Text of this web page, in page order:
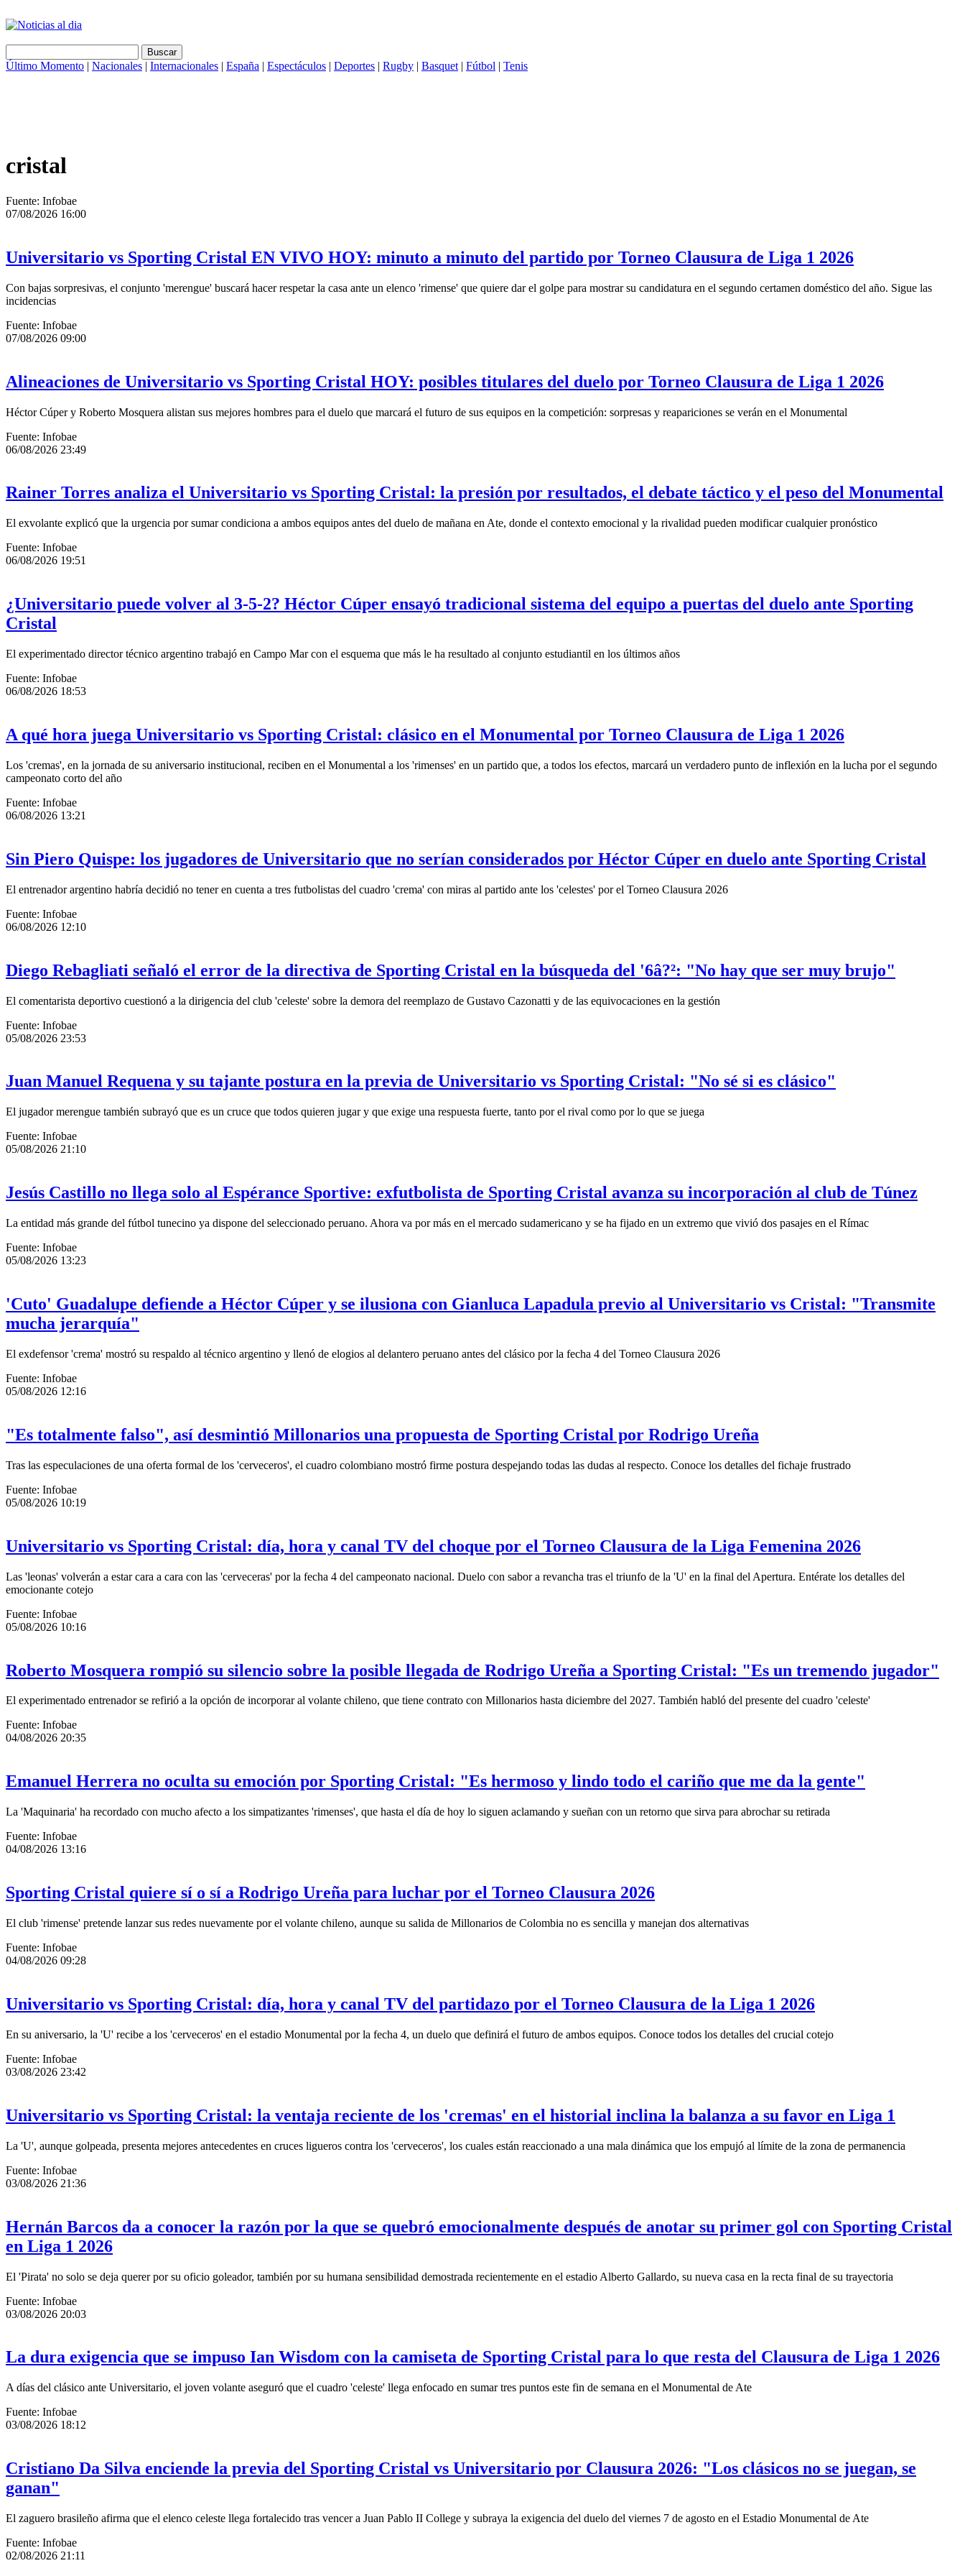
Último Momento | Nacionales | Internacionales | España | Espectáculos | Deportes | Rugby | Basquet | Fútbol | Tenis
cristal
Fuente: Infobae
07/08/2026 16:00
Universitario vs Sporting Cristal EN VIVO HOY: minuto a minuto del partido por Torneo Clausura de Liga 1 2026
Con bajas sorpresivas, el conjunto 'merengue' buscará hacer respetar la casa ante un elenco 'rimense' que quiere dar el golpe para mostrar su candidatura en el segundo certamen doméstico del año. Sigue las
incidencias
Fuente: Infobae
07/08/2026 09:00
Alineaciones de Universitario vs Sporting Cristal HOY: posibles titulares del duelo por Torneo Clausura de Liga 1 2026
Héctor Cúper y Roberto Mosquera alistan sus mejores hombres para el duelo que marcará el futuro de sus equipos en la competición: sorpresas y reapariciones se verán en el Monumental
Fuente: Infobae
06/08/2026 23:49
Rainer Torres analiza el Universitario vs Sporting Cristal: la presión por resultados, el debate táctico y el peso del Monumental
El exvolante explicó que la urgencia por sumar condiciona a ambos equipos antes del duelo de mañana en Ate, donde el contexto emocional y la rivalidad pueden modificar cualquier pronóstico
Fuente: Infobae
06/08/2026 19:51
¿Universitario puede volver al 3-5-2? Héctor Cúper ensayó tradicional sistema del equipo a puertas del duelo ante Sporting
Cristal
El experimentado director técnico argentino trabajó en Campo Mar con el esquema que más le ha resultado al conjunto estudiantil en los últimos años
Fuente: Infobae
06/08/2026 18:53
A qué hora juega Universitario vs Sporting Cristal: clásico en el Monumental por Torneo Clausura de Liga 1 2026
Los 'cremas', en la jornada de su aniversario institucional, reciben en el Monumental a los 'rimenses' en un partido que, a todos los efectos, marcará un verdadero punto de inflexión en la lucha por el segundo
campeonato corto del año
Fuente: Infobae
06/08/2026 13:21
Sin Piero Quispe: los jugadores de Universitario que no serían considerados por Héctor Cúper en duelo ante Sporting Cristal
El entrenador argentino habría decidió no tener en cuenta a tres futbolistas del cuadro 'crema' con miras al partido ante los 'celestes' por el Torneo Clausura 2026
Fuente: Infobae
06/08/2026 12:10
Diego Rebagliati señaló el error de la directiva de Sporting Cristal en la búsqueda del '6â?²: "No hay que ser muy brujo"
El comentarista deportivo cuestionó a la dirigencia del club 'celeste' sobre la demora del reemplazo de Gustavo Cazonatti y de las equivocaciones en la gestión
Fuente: Infobae
05/08/2026 23:53
Juan Manuel Requena y su tajante postura en la previa de Universitario vs Sporting Cristal: "No sé si es clásico"
El jugador merengue también subrayó que es un cruce que todos quieren jugar y que exige una respuesta fuerte, tanto por el rival como por lo que se juega
Fuente: Infobae
05/08/2026 21:10
Jesús Castillo no llega solo al Espérance Sportive: exfutbolista de Sporting Cristal avanza su incorporación al club de Túnez
La entidad más grande del fútbol tunecino ya dispone del seleccionado peruano. Ahora va por más en el mercado sudamericano y se ha fijado en un extremo que vivió dos pasajes en el Rímac
Fuente: Infobae
05/08/2026 13:23
'Cuto' Guadalupe defiende a Héctor Cúper y se ilusiona con Gianluca Lapadula previo al Universitario vs Cristal: "Transmite
mucha jerarquía"
El exdefensor 'crema' mostró su respaldo al técnico argentino y llenó de elogios al delantero peruano antes del clásico por la fecha 4 del Torneo Clausura 2026
Fuente: Infobae
05/08/2026 12:16
"Es totalmente falso", así desmintió Millonarios una propuesta de Sporting Cristal por Rodrigo Ureña
Tras las especulaciones de una oferta formal de los 'cerveceros', el cuadro colombiano mostró firme postura despejando todas las dudas al respecto. Conoce los detalles del fichaje frustrado
Fuente: Infobae
05/08/2026 10:19
Universitario vs Sporting Cristal: día, hora y canal TV del choque por el Torneo Clausura de la Liga Femenina 2026
Las 'leonas' volverán a estar cara a cara con las 'cerveceras' por la fecha 4 del campeonato nacional. Duelo con sabor a revancha tras el triunfo de la 'U' en la final del Apertura. Entérate los detalles del
emocionante cotejo
Fuente: Infobae
05/08/2026 10:16
Roberto Mosquera rompió su silencio sobre la posible llegada de Rodrigo Ureña a Sporting Cristal: "Es un tremendo jugador"
El experimentado entrenador se refirió a la opción de incorporar al volante chileno, que tiene contrato con Millonarios hasta diciembre del 2027. También habló del presente del cuadro 'celeste'
Fuente: Infobae
04/08/2026 20:35
Emanuel Herrera no oculta su emoción por Sporting Cristal: "Es hermoso y lindo todo el cariño que me da la gente"
La 'Maquinaria' ha recordado con mucho afecto a los simpatizantes 'rimenses', que hasta el día de hoy lo siguen aclamando y sueñan con un retorno que sirva para abrochar su retirada
Fuente: Infobae
04/08/2026 13:16
Sporting Cristal quiere sí o sí a Rodrigo Ureña para luchar por el Torneo Clausura 2026
El club 'rimense' pretende lanzar sus redes nuevamente por el volante chileno, aunque su salida de Millonarios de Colombia no es sencilla y manejan dos alternativas
Fuente: Infobae
04/08/2026 09:28
Universitario vs Sporting Cristal: día, hora y canal TV del partidazo por el Torneo Clausura de la Liga 1 2026
En su aniversario, la 'U' recibe a los 'cerveceros' en el estadio Monumental por la fecha 4, un duelo que definirá el futuro de ambos equipos. Conoce todos los detalles del crucial cotejo
Fuente: Infobae
03/08/2026 23:42
Universitario vs Sporting Cristal: la ventaja reciente de los 'cremas' en el historial inclina la balanza a su favor en Liga 1
La 'U', aunque golpeada, presenta mejores antecedentes en cruces ligueros contra los 'cerveceros', los cuales están reaccionado a una mala dinámica que los empujó al límite de la zona de permanencia
Fuente: Infobae
03/08/2026 21:36
Hernán Barcos da a conocer la razón por la que se quebró emocionalmente después de anotar su primer gol con Sporting Cristal
en Liga 1 2026
El 'Pirata' no solo se deja querer por su oficio goleador, también por su humana sensibilidad demostrada recientemente en el estadio Alberto Gallardo, su nueva casa en la recta final de su trayectoria
Fuente: Infobae
03/08/2026 20:03
La dura exigencia que se impuso Ian Wisdom con la camiseta de Sporting Cristal para lo que resta del Clausura de Liga 1 2026
A días del clásico ante Universitario, el joven volante aseguró que el cuadro 'celeste' llega enfocado en sumar tres puntos este fin de semana en el Monumental de Ate
Fuente: Infobae
03/08/2026 18:12
Cristiano Da Silva enciende la previa del Sporting Cristal vs Universitario por Clausura 2026: "Los clásicos no se juegan, se
ganan"
El zaguero brasileño afirma que el elenco celeste llega fortalecido tras vencer a Juan Pablo II College y subraya la exigencia del duelo del viernes 7 de agosto en el Estadio Monumental de Ate
Fuente: Infobae
02/08/2026 21:11